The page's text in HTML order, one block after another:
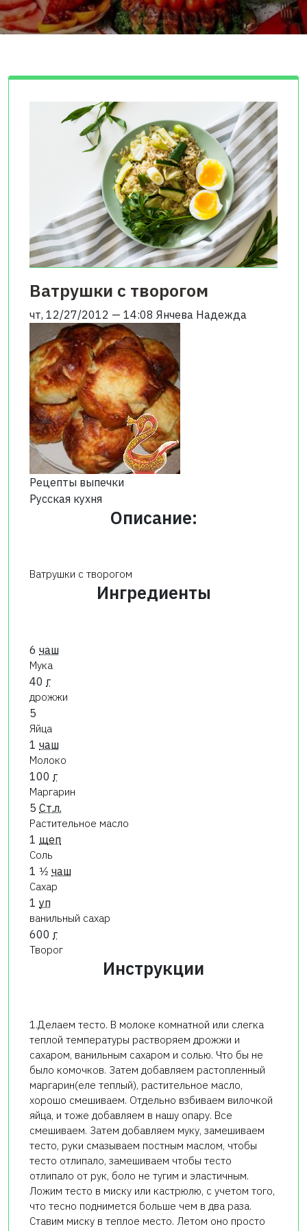
Ватрушки с творогом
чт, 12/27/2012 — 14:08 Янчева Надежда
Рецепты выпечки
Русская кухня
Описание:
Ватрушки с творогом
Ингредиенты
6 чаш
Мука
40 г
дрожжи
5
Яйца
1 чаш
Молоко
100 г
Маргарин
5 Ст.л.
Растительное масло
1 щеп
Соль
1 1⁄2 чаш
Сахар
1 уп
ванильный сахар
600 г
Творог
Инструкции
1.Делаем тесто. В молоке комнатной или слегка
теплой температуры растворяем дрожжи и
сахаром, ванильным сахаром и солью. Что бы не
было комочков. Затем добавляем растопленный
маргарин(еле теплый), растительное масло,
хорошо смешиваем. Отдельно взбиваем вилочкой
яйца, и тоже добавляем в нашу опару. Все
смешиваем. Затем добавляем муку, замешиваем
тесто, руки смазываем постным маслом, чтобы
тесто отлипало, замешиваем чтобы тесто
отлипало от рук, боло не тугим и эластичным.
Ложим тесто в миску или кастрюлю, с учетом того,
что тесно поднимется больше чем в два раза.
Ставим миску в теплое место. Летом оно просто